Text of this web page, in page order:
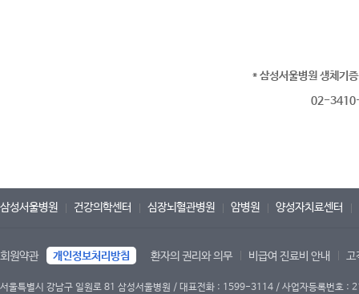
* 삼성서울병원 생체기
02-
삼성서울병원 건강의학센터 심장뇌혈관병원 암병원 양성자치료센터
회원약관 개인정보처리방침 환자의 권리와 의무 비급여 진료비 안내 고
서울특별시 강남구 일원로 81 삼성서울병원 / 대표전화 : 1599-3114 / 사업자등록번호